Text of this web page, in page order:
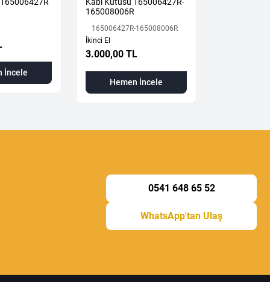
İncele
165008006R
165006427R-165008006R
İkinci El
3.000,00 TL
Hemen İncele
0541 648 65 52
WhatsApp'tan Ulaş